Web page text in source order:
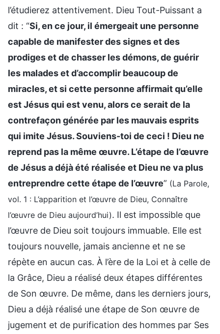
l’étudierez attentivement. Dieu Tout-Puissant a
dit : “Si, en ce jour, il émergeait une personne
capable de manifester des signes et des
prodiges et de chasser les démons, de guérir
les malades et d’accomplir beaucoup de
miracles, et si cette personne affirmait qu’elle
est Jésus qui est venu, alors ce serait de la
contrefaçon générée par les mauvais esprits
qui imite Jésus. Souviens-toi de ceci ! Dieu ne
reprend pas la même œuvre. L’étape de l’œuvre
de Jésus a déjà été réalisée et Dieu ne va plus
entreprendre cette étape de l’œuvre” (La Parole,
vol. 1 : L’apparition et l’œuvre de Dieu, Connaître
l’œuvre de Dieu aujourd’hui). Il est impossible que
l’œuvre de Dieu soit toujours immuable. Elle est
toujours nouvelle, jamais ancienne et ne se
répète en aucun cas. À l’ère de la Loi et à celle de
la Grâce, Dieu a réalisé deux étapes différentes
de Son œuvre. De même, dans les derniers jours,
Dieu a déjà réalisé une étape de Son œuvre de
jugement et de purification des hommes par Ses